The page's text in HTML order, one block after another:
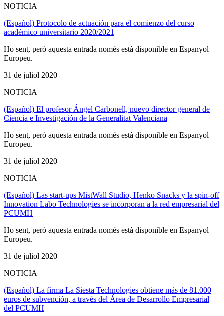
NOTICIA
(Español) Protocolo de actuación para el comienzo del curso
académico universitario 2020/2021
Ho sent, però aquesta entrada només està disponible en Espanyol
Europeu.
31 de juliol 2020
NOTICIA
(Español) El profesor Ángel Carbonell, nuevo director general de
Ciencia e Investigación de la Generalitat Valenciana
Ho sent, però aquesta entrada només està disponible en Espanyol
Europeu.
31 de juliol 2020
NOTICIA
(Español) Las start-ups MistWall Studio, Henko Snacks y la spin-off
Innovation Labo Technologies se incorporan a la red empresarial del
PCUMH
Ho sent, però aquesta entrada només està disponible en Espanyol
Europeu.
31 de juliol 2020
NOTICIA
(Español) La firma La Siesta Technologies obtiene más de 81.000
euros de subvención, a través del Área de Desarrollo Empresarial
del PCUMH